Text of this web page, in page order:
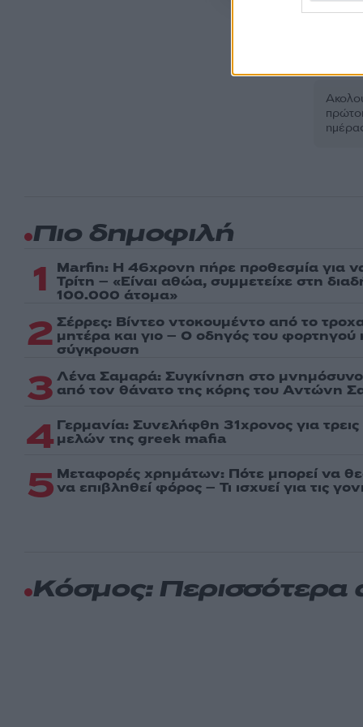
Πιο δημοφιλή
1 Marfin: Η 46χρονη πήρε προθεσμία για
Τρίτη – «Είναι αθώα, συμμετείχε στη
100.000 άτομα»
2 Σέρρες: Βίντεο ντοκουμέντο από το
μητέρα και γιο – Ο οδηγός του φορτηγού
σύγκρουση
3 Λένα Σαμαρά: Συγκίνηση στο
από τον θάνατο της κόρης του Αντώνη
4 Γερμανία: Συνελήφθη 31χρονος για
μελών της greek mafia
5 Μεταφορές χρημάτων: Πότε μπορεί να
να επιβληθεί φόρος – Τι ισχυεί για τις
Κόσμος: Περισσότερα